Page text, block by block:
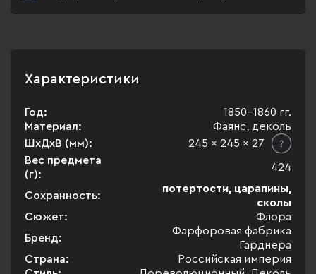
Характеристики
Год:
1850-1860 гг.
Материал:
Фаянс, деколь
ШхДхВ (мм):
245 x 245 x 27
Вес предмета
(г):
424
Сохранность:
потертости, царапины,
сколы
Сюжет:
Флора
Бренд:
Фарфоровая фабрика
Гарднера
Страна:
Российская империя